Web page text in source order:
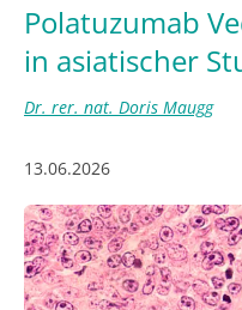
Polatuzumab
in asiatischer
Dr. rer. nat. Doris Maugg
13.06.2026